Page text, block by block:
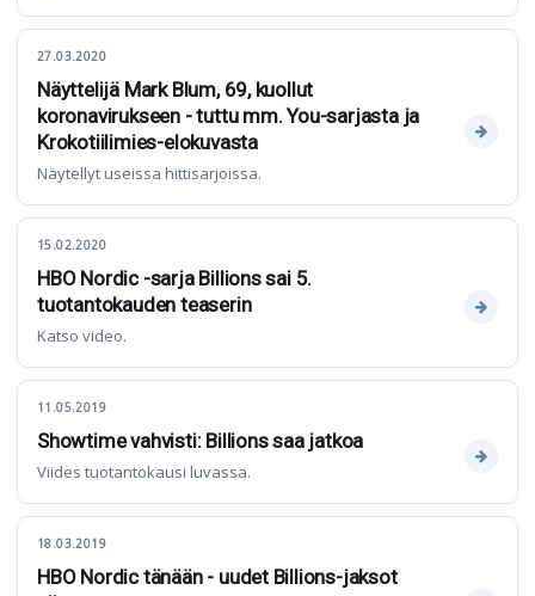
27.03.2020
Näyttelijä Mark Blum, 69, kuollut
koronavirukseen - tuttu mm. You-sarjasta ja
Krokotiilimies-elokuvasta
Näytellyt useissa hittisarjoissa.
15.02.2020
HBO Nordic -sarja Billions sai 5.
tuotantokauden teaserin
Katso video.
11.05.2019
Showtime vahvisti: Billions saa jatkoa
Viides tuotantokausi luvassa.
18.03.2019
HBO Nordic tänään - uudet Billions-jaksot